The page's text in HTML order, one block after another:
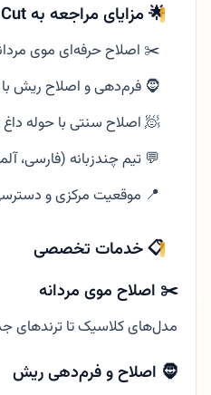
🌟 مزایای مراجعه به Persian Cut
✂️ اصلاح حرفه‌ای موی
🧔 فرم‌دهی و اصلاح ریش با
🧖 اصلاح سنتی با حوله
💬 تیم چندزبانه (فارسی،
📍 موقعیت مرکزی و
📋 خدمات تخصصی
✂️ اصلاح موی مردانه
مدل‌های کلاسیک تا ترندهای
🧔 اصلاح و فرم‌دهی ریش